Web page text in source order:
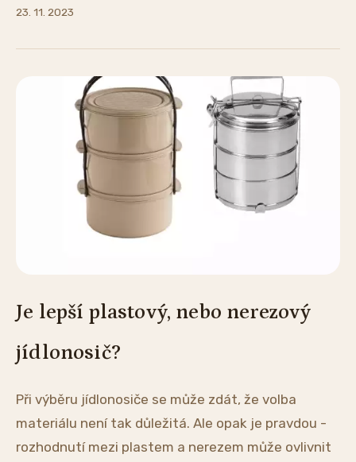
23. 11. 2023
Je lepší plastový, nebo nerezový
jídlonosič?
Při výběru jídlonosiče se může zdát, že volba
materiálu není tak důležitá. Ale opak je pravdou -
rozhodnutí mezi plastem a nerezem může ovlivnit